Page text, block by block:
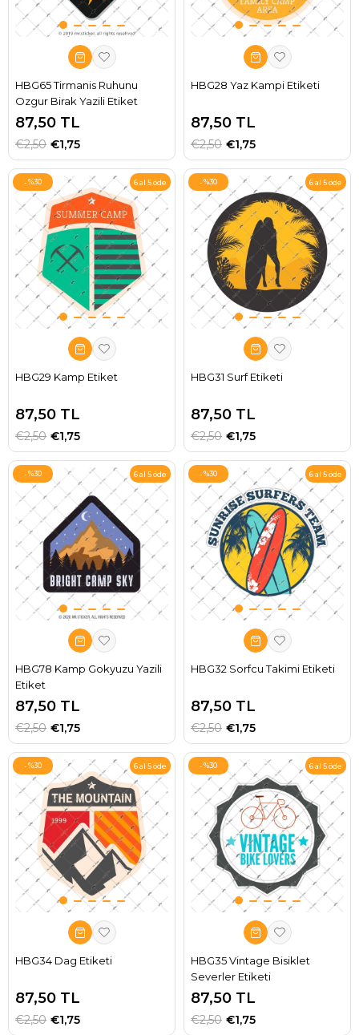
HBG65 Tirmanis Ruhunu
Ozgur Birak Yazili Etiket
87,50 TL
€1,75
€2,50
HBG28 Yaz Kampi Etiketi
87,50 TL
€1,75
€2,50
HBG29 Kamp Etiket
87,50 TL
€1,75
€2,50
%30 6 al 5 öde
HBG31 Surf Etiketi
87,50 TL
€1,75
€2,50
%30 6 al 5 öde
HBG78 Kamp Gokyuzu Yazili
Etiket
87,50 TL
€1,75
€2,50
%30 6 al 5 öde
HBG32 Sorfcu Takimi Etiketi
87,50 TL
€1,75
€2,50
%30 6 al 5 öde
HBG34 Dag Etiketi
87,50 TL
€1,75
€2,50
%30 6 al 5 öde
HBG35 Vintage Bisiklet
Severler Etiketi
87,50 TL
€1,75
€2,50
%30 6 al 5 öde